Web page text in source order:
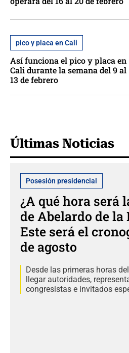
pico y placa en Cali
Así funciona el pico y placa en
Cali durante la semana del 9 al
13 de febrero
Últimas Noticias
Posesión presidencial
¿A qué hora será
de Abelardo de la
Este será el
de agosto
Desde las primeras horas
llegar autoridades,
congresistas e invitados